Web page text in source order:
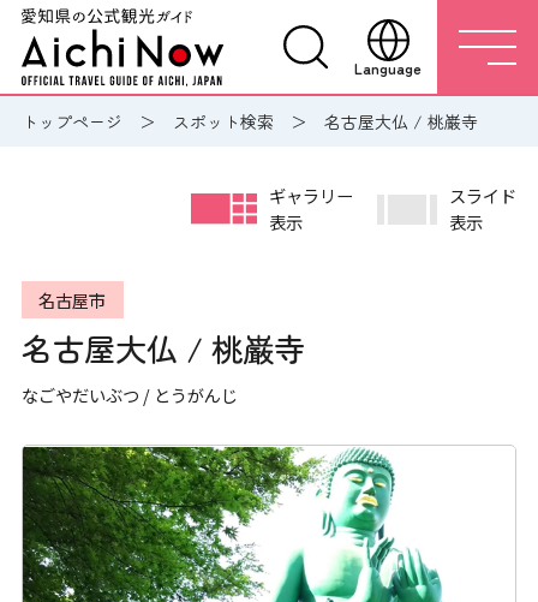
Language
トップページ スポット検索 名古屋大仏 / 桃巌寺
名古屋市
名古屋大仏 / 桃巌寺
なごやだいぶつ / とうがんじ
ギャラリー
表示
スライド
表示